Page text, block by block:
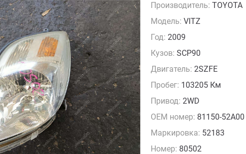
Производитель: TOYOTA
Модель: VITZ
Год: 2009
Кузов: SCP90
Двигатель: 2SZFE
Пробег: 103205 Км
Привод: 2WD
OEM номер: 81150-52A00
Маркировка: 52183
Номер: 80502